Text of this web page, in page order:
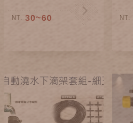
NT. 30~60 NT.